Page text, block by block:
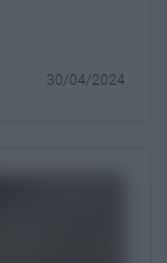
30/04/2024